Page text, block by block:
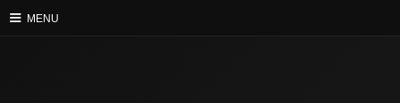
≡ MENU